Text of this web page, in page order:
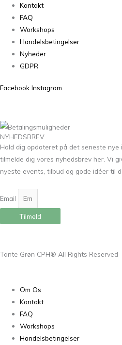
Kontakt
FAQ
Workshops
Handelsbetingelser
Nyheder
GDPR
Facebook Instagram
NYHEDSBREV
Hold dig opdateret på det seneste nye
tilmelde dig vores nyhedsbrev her. Vi
nyeste events, tilbud og gode idéer til
Email
Tilmeld
Tante Grøn CPH® All Rights Reserved
Om Os
Kontakt
FAQ
Workshops
Handelsbetingelser